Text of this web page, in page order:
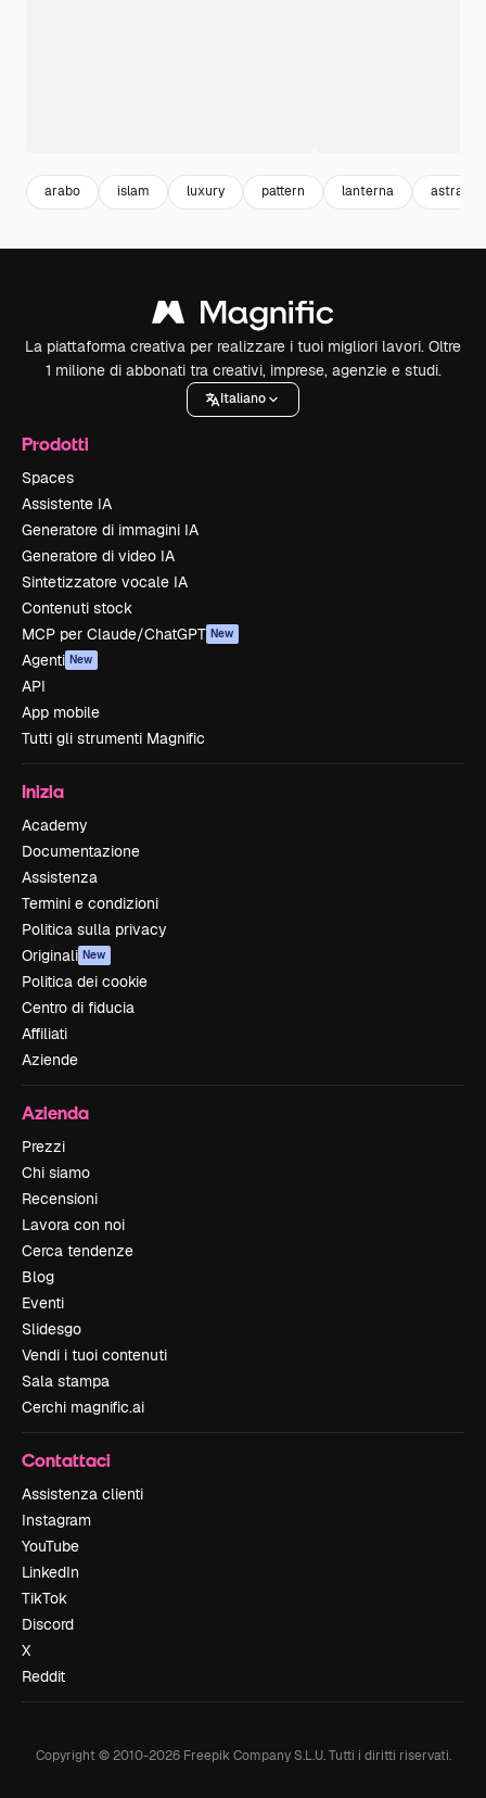
arabo islam luxury pattern lanterna astratto
La piattaforma creativa per realizzare i tuoi migliori lavori. Oltre
1 milione di abbonati tra creativi, imprese, agenzie e studi.
Italiano
Prodotti
Spaces
Assistente IA
Generatore di immagini IA
Generatore di video IA
Sintetizzatore vocale IA
Contenuti stock
MCP per Claude/ChatGPT New
Agenti New
API
App mobile
Tutti gli strumenti Magnific
Inizia
Academy
Documentazione
Assistenza
Termini e condizioni
Politica sulla privacy
Originali New
Politica dei cookie
Centro di fiducia
Affiliati
Aziende
Azienda
Prezzi
Chi siamo
Recensioni
Lavora con noi
Cerca tendenze
Blog
Eventi
Slidesgo
Vendi i tuoi contenuti
Sala stampa
Cerchi magnific.ai
Contattaci
Assistenza clienti
Instagram
YouTube
LinkedIn
TikTok
Discord
X
Reddit
Copyright © 2010-2026Freepik Company S.L.U. Tutti i diritti riservati.